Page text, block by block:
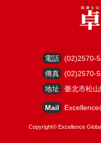
電話
(02)2570-
傳真
(02)2570-
地址
臺北市松
Mail
Copyright©Excellence